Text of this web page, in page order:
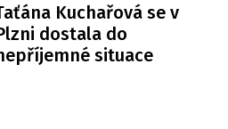
Kuchařová se v
dostala do
situace